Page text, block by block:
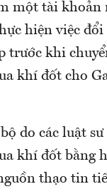
một tài khoản
hiện việc
trước khi
khí đốt cho
do các luật
khí đốt bằng
thạo tin